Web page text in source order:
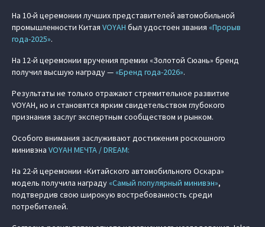
На 10-й церемонии лучших представителей автомобильной
промышленности Китая VOYAH был удостоен звания «Прорыв
года-2025».
На 12-й церемонии вручения премии «Золотой Сюань» бренд
получил высшую награду — «Бренд года-2026».
Результаты не только отражают стремительное развитие
VOYAH, но и становятся ярким свидетельством глубокого
признания заслуг экспертным сообществом и рынком.
Особого внимания заслуживают достижения роскошного
минивэна VOYAH МЕЧТА / DREAM:
На 22-й церемонии «Китайского автомобильного Оскара»
модель получила награду «Самый популярный минивэн»,
подтвердив свою широкую востребованность среди
потребителей.